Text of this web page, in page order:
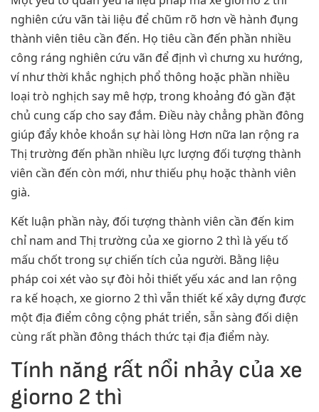
nghiên cứu vãn tài liệu để chũm rõ hơn về hành đụng
thành viên tiêu cần đến. Họ tiêu cần đến phần nhiều
công ráng nghiên cứu vãn để định vì chưng xu hướng,
ví như thời khắc nghịch phổ thông hoặc phần nhiều
loại trò nghịch say mê hợp, trong khoảng đó gần đặt
chủ cung cấp cho say đắm. Điều này chẳng phần đông
giúp đẩy khỏe khoắn sự hài lòng Hơn nữa lan rộng ra
Thị trường đến phần nhiều lực lượng đối tượng thành
viên cần đến còn mới, như thiếu phụ hoặc thành viên
già.
Kết luận phần này, đối tượng thành viên cần đến kim
chỉ nam and Thị trường của xe giorno 2 thì là yếu tố
mấu chốt trong sự chiến tích của người. Bằng liệu
pháp coi xét vào sự đòi hỏi thiết yếu xác and lan rộng
ra kế hoạch, xe giorno 2 thì vẫn thiết kế xây dựng được
một địa điểm công cộng phát triển, sẵn sàng đối diện
cùng rất phần đông thách thức tại địa điểm này.
Tính năng rất nổi nhảy của xe
giorno 2 thì